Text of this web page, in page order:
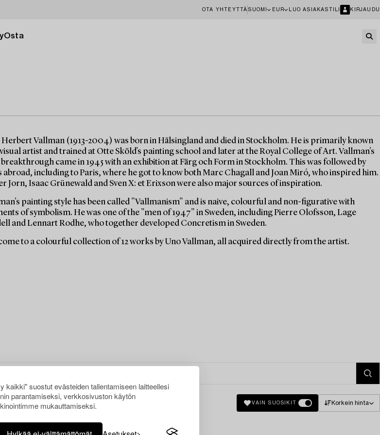
kaikki" suostut evästeiden tallentamiseen laitteellesi
parantamiseksi, verkkosivuston käytön
mukauttamiseksi.
OTA YHTEYTTÄ SUOMI EUR LUO ASIAKASTILI KIRJAUDU
Osta
Herbert Vallman (1913-2004) was born in Hälsingland and died in Stockholm. He is primarily known
visual artist and trained at Otte Sköld's painting school and later at the Royal College of Art. Vallman's
came in 1945 with an exhibition at Färg och Form in Stockholm. This was followed by
abroad, including to Paris, where he got to know both Marc Chagall and Joan Miró, who inspired him.
Jorn, Isaac Grünewald and Sven X: et Erixson were also major sources of inspiration.
painting style has been called "Vallmanism" and is naive, colourful and non-figurative with
of symbolism. He was one of the "men of 1947" in Sweden, including Pierre Olofsson, Lage
and Lennart Rodhe, who together developed Concretism in Sweden.
to a colourful collection of 12 works by Uno Vallman, all acquired directly from the artist.
VAIN SUOSIKIT Korkein hinta